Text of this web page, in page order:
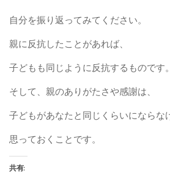
自分を振り返ってみてください。
親に反抗したことがあれば、
子どもも同じように反抗するものです。
そして、親のありがたさや感謝は、
子どもがあなたと同じくらいにならな
思っておくことです。
共有: